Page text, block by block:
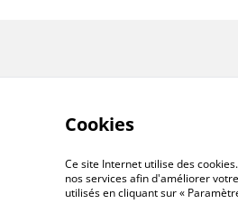
EMIO CRÉATION
Cookies
Ce site Internet utilise des
nos services afin d'améliorer
utilisés en cliquant sur «